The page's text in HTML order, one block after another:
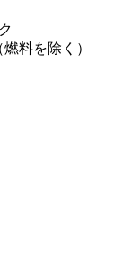
料を除く）